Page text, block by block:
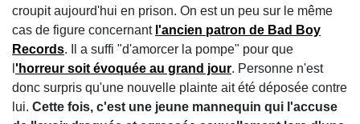
croupit aujourd'hui en prison. On est un peu sur le même
cas de figure concernant l'ancien patron de Bad Boy
Records. Il a suffi "d'amorcer la pompe" pour que
'horreur soit évoquée au grand jour. Personne n'est
donc surpris qu'une nouvelle plainte ait été déposée contre
lui. Cette fois, c'est une jeune mannequin qui l'accuse